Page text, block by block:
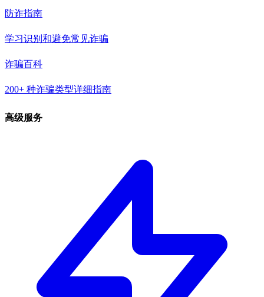
防诈指南
学习识别和避免常见诈骗
诈骗百科
200+ 种诈骗类型详细指南
高级服务